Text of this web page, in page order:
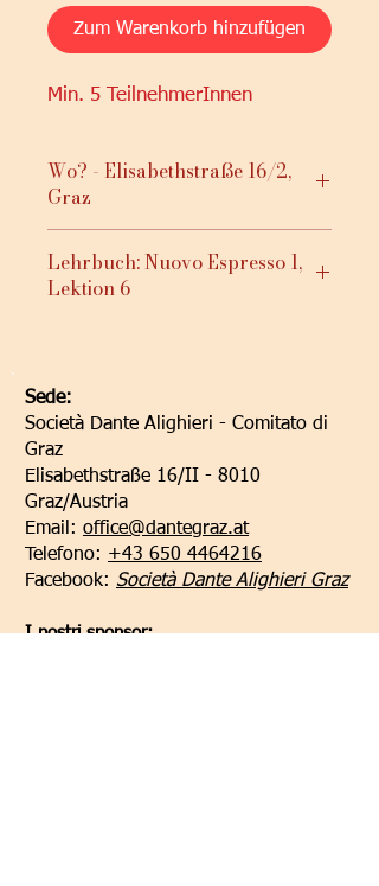
Zum Warenkorb hinzufügen
Min. 5 TeilnehmerInnen
Wo? - Elisabethstraße 16/2,
Graz
Lehrbuch: Nuovo Espresso 1,
Lektion 6
Sede:
Società Dante Alighieri - Comitato di
Graz
Elisabethstraße 16/II - 8010
Graz/Austria
Email: office@dantegraz.at
Telefono: +43 650 4464216
Facebook: Società Dante Alighieri Graz
I nostri sponsor: